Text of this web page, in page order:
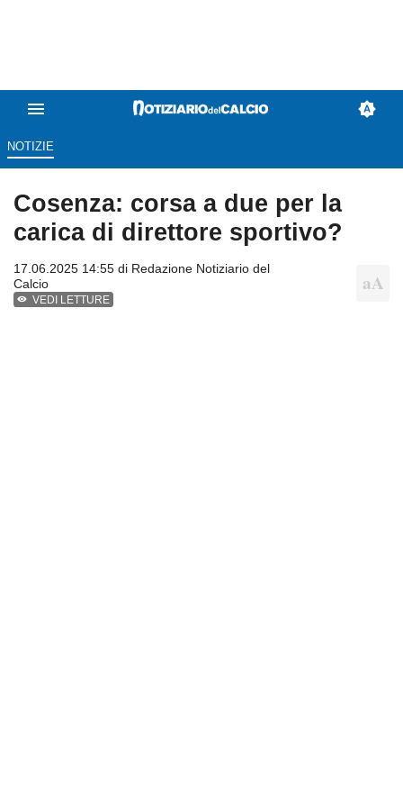
NOTIZIE
Cosenza: corsa a due per la
carica di direttore sportivo?
17.06.2025 14:55 di Redazione Notiziario del
Calcio
VEDI LETTURE